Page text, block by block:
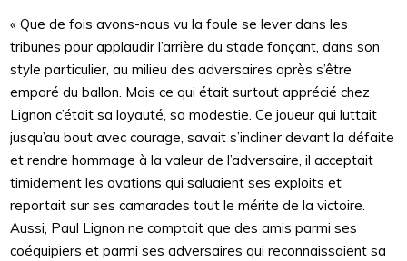
« Que de fois avons-nous vu la foule se lever dans les
tribunes pour applaudir l’arrière du stade fonçant, dans son
style particulier, au milieu des adversaires après s’être
emparé du ballon. Mais ce qui était surtout apprécié chez
Lignon c’était sa loyauté, sa modestie. Ce joueur qui luttait
jusqu’au bout avec courage, savait s’incliner devant la défaite
et rendre hommage à la valeur de l’adversaire, il acceptait
timidement les ovations qui saluaient ses exploits et
reportait sur ses camarades tout le mérite de la victoire.
Aussi, Paul Lignon ne comptait que des amis parmi ses
coéquipiers et parmi ses adversaires qui reconnaissaient sa